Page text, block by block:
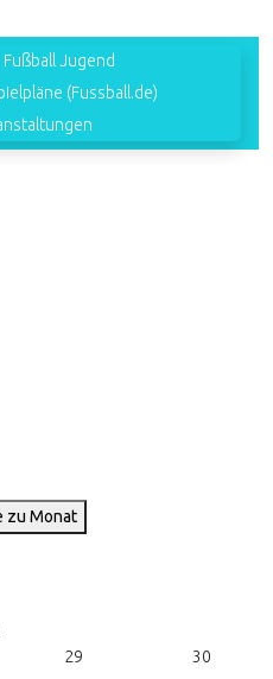
Fußball Jugend
(Fussball.de)
zu Monat
29 30